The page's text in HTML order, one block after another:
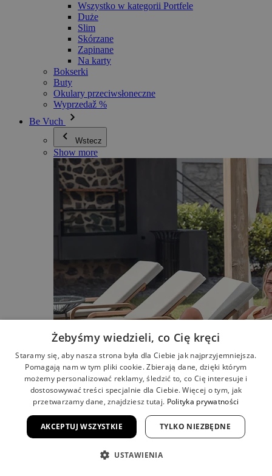
Wszystko w kategorii Portfele
Duże
Slim
Skórzane
Zapinane
Na karty
Bokserki
Buty
Okulary przeciwsłoneczne
Wyprzedaž %
Be Vuch
Wstecz
Show more
Żebyśmy wiedzieli, co Cię kręci
Staramy się, aby nasza strona była dla Ciebie jak najprzyjemniejsza.
Pomagają nam w tym pliki cookie. Zbierają dane, dzięki którym
możemy personalizować reklamy, śledzić to, co Cię interesuje i
dostosowywać treści specjalnie dla Ciebie. Więcej o tym, jak
przetwarzamy dane, znajdziesz tutaj. Polityka prywatności
AKCEPTUJ WSZYSTKIE TYLKO NIEZBĘDNE
USTAWIENIA